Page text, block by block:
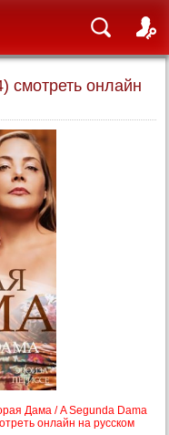
смотреть онлайн
Дама / A Segunda Dama
онлайн на русском